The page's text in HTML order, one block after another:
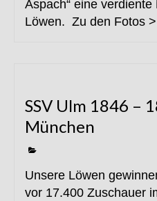
Aspach“ eine
Löwen. Zu den Fotos
SSV Ulm 1846 –
München
Unsere Löwen
vor 17.400 Zuschauer